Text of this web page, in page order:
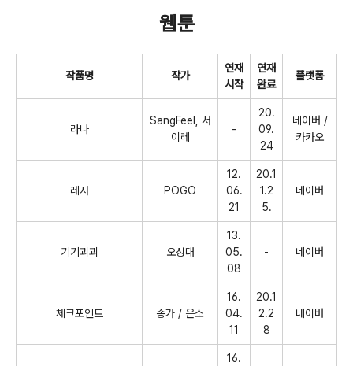
웹툰
작품명 작가
연재
시작
연재
완료
플랫폼
라나
SangFeel, 서
이레
-
20.
09.
24
네이버 /
카카오
레사 POGO
12.
06.
21
20.1
1.2
5.
네이버
기기괴괴 오성대
13.
05.
08
- 네이버
체크포인트 송가 / 은소
16.
04.
11
20.1
2.2
8
네이버
16.